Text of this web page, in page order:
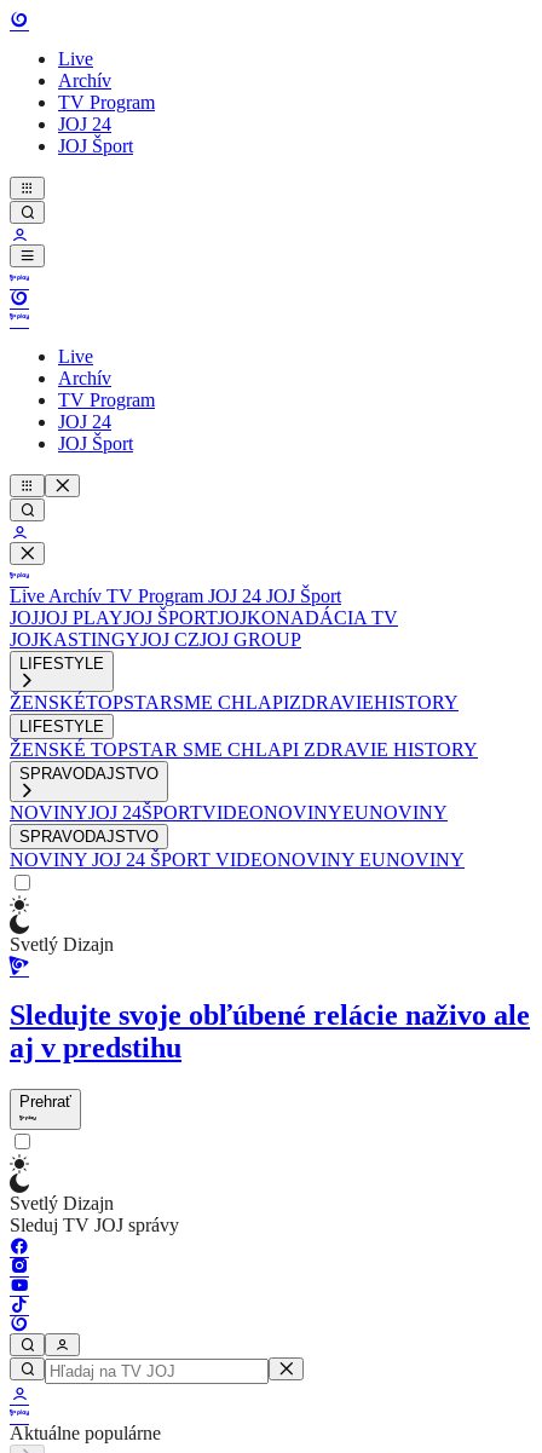
Live
Archív
TV Program
JOJ 24
JOJ Šport
Live
Archív
TV Program
JOJ 24
JOJ Šport
Live Archív TV Program JOJ 24 JOJ Šport
JOJJOJ PLAYJOJ ŠPORTJOJKONADÁCIA TV
JOJKASTINGYJOJ CZJOJ GROUP
LIFESTYLE
ŽENSKÉTOPSTARSME CHLAPIZDRAVIEHISTORY
LIFESTYLE
ŽENSKÉ TOPSTAR SME CHLAPI ZDRAVIE HISTORY
SPRAVODAJSTVO
NOVINYJOJ 24ŠPORTVIDEONOVINYEUNOVINY
SPRAVODAJSTVO
NOVINY JOJ 24 ŠPORT VIDEONOVINY EUNOVINY
Svetlý Dizajn
Sledujte svoje obľúbené relácie naživo ale
aj v predstihu
Prehrať
Svetlý Dizajn
Sleduj TV JOJ správy
Aktuálne populárne